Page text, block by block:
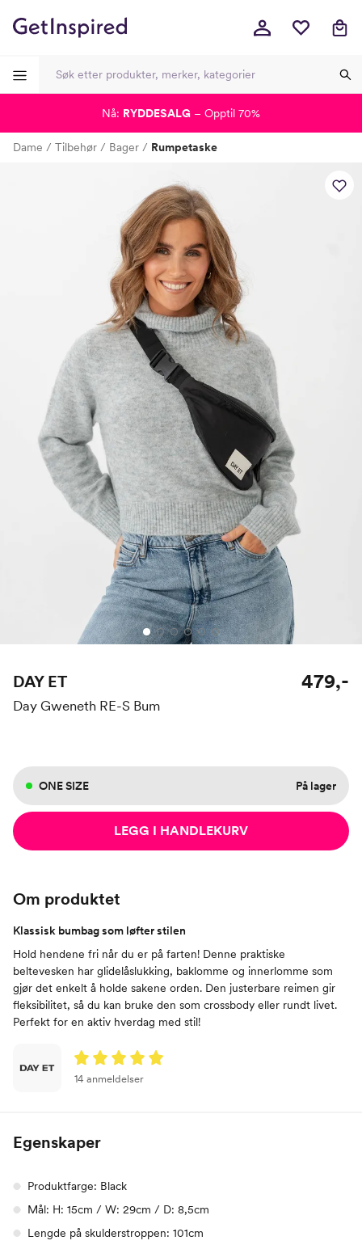
Dame Tilbehør Bager Rumpetaske
DAY ET
Day Gweneth RE-S Bum
479,-
ONE SIZE På lager
LEGG I HANDLEKURV
Om produktet
Klassisk bumbag som løfter stilen
Hold hendene fri når du er på farten! Denne praktiske
beltevesken har glidelåslukking, baklomme og innerlomme som
gjør det enkelt å holde sakene orden. Den justerbare reimen gir
fleksibilitet, så du kan bruke den som crossbody eller rundt livet.
Perfekt for en aktiv hverdag med stil!
14 anmeldelser
Egenskaper
Produktfarge: Black
Mål: H: 15cm / W: 29cm / D: 8,5cm
Lengde på skulderstroppen: 101cm
Nå: RYDDESALG – Opptil 70%
-
-
-
-